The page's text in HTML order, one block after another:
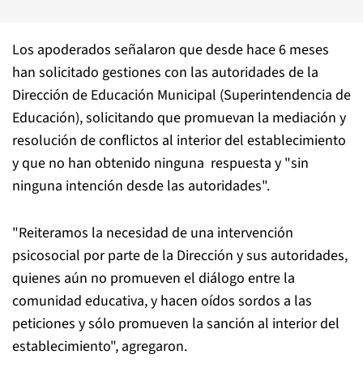
Los apoderados señalaron que desde hace 6 meses
han solicitado gestiones con las autoridades de la
Dirección de Educación Municipal (Superintendencia de
Educación), solicitando que promuevan la mediación y
resolución de conflictos al interior del establecimiento
y que no han obtenido ninguna respuesta y "sin
ninguna intención desde las autoridades".
"Reiteramos la necesidad de una intervención
psicosocial por parte de la Dirección y sus autoridades,
quienes aún no promueven el diálogo entre la
comunidad educativa, y hacen oídos sordos a las
peticiones y sólo promueven la sanción al interior del
establecimiento", agregaron.